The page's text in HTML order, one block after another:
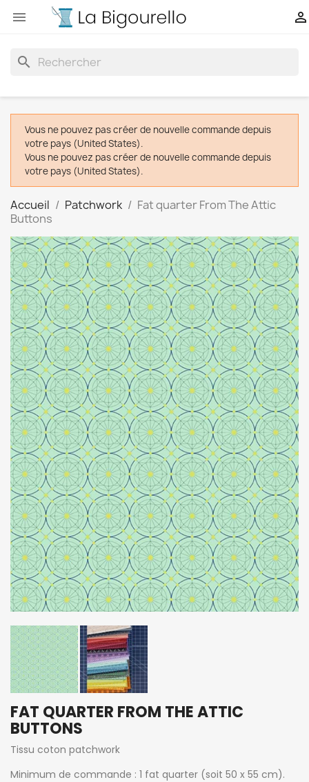
 
search
Vous ne pouvez pas créer de nouvelle commande depuis
votre pays (United States).
Vous ne pouvez pas créer de nouvelle commande depuis
votre pays (United States).
Accueil Patchwork
Fat quarter From The Attic
Buttons
FAT QUARTER FROM THE ATTIC
BUTTONS
Tissu coton patchwork
Minimum de commande : 1 fat quarter (soit 50 x 55 cm).